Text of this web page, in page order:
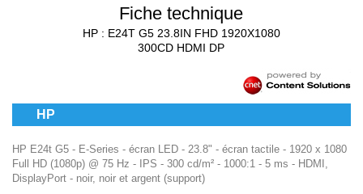
Fiche technique
HP : E24T G5 23.8IN FHD 1920X1080
300CD HDMI DP
HP
HP E24t G5 - E-Series - écran LED - 23.8" - écran tactile - 1920 x 1080
Full HD (1080p) @ 75 Hz - IPS - 300 cd/m² - 1000:1 - 5 ms - HDMI,
DisplayPort - noir, noir et argent (support)